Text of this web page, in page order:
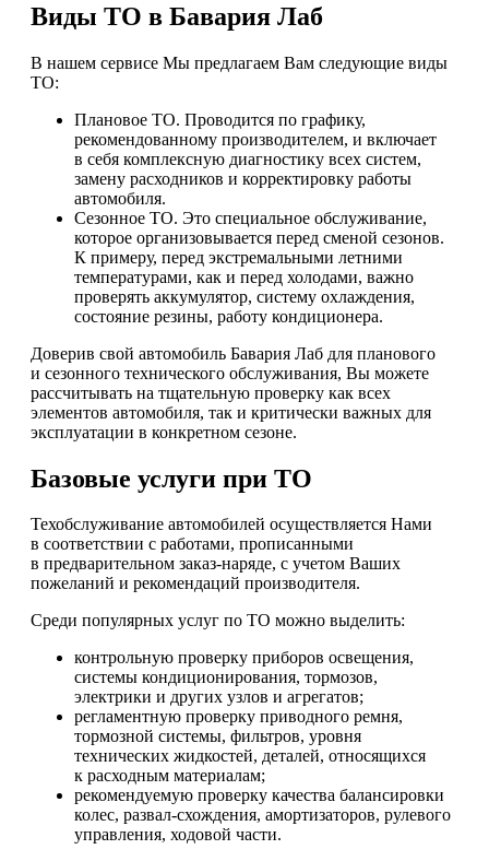
Виды ТО в Бавария Лаб
В нашем сервисе Мы предлагаем Вам следующие виды
ТО:
Плановое ТО. Проводится по графику,
рекомендованному производителем, и включает
в себя комплексную диагностику всех систем,
замену расходников и корректировку работы
автомобиля.
Сезонное ТО. Это специальное обслуживание,
которое организовывается перед сменой сезонов.
К примеру, перед экстремальными летними
температурами, как и перед холодами, важно
проверять аккумулятор, систему охлаждения,
состояние резины, работу кондиционера.
Доверив свой автомобиль Бавария Лаб для планового
и сезонного технического обслуживания, Вы можете
рассчитывать на тщательную проверку как всех
элементов автомобиля, так и критически важных для
эксплуатации в конкретном сезоне.
Базовые услуги при ТО
Техобслуживание автомобилей осуществляется Нами
в соответствии с работами, прописанными
в предварительном заказ-наряде, с учетом Ваших
пожеланий и рекомендаций производителя.
Среди популярных услуг по ТО можно выделить:
контрольную проверку приборов освещения,
системы кондиционирования, тормозов,
электрики и других узлов и агрегатов;
регламентную проверку приводного ремня,
тормозной системы, фильтров, уровня
технических жидкостей, деталей, относящихся
к расходным материалам;
рекомендуемую проверку качества балансировки
колес, развал-схождения, амортизаторов, рулевого
управления, ходовой части.